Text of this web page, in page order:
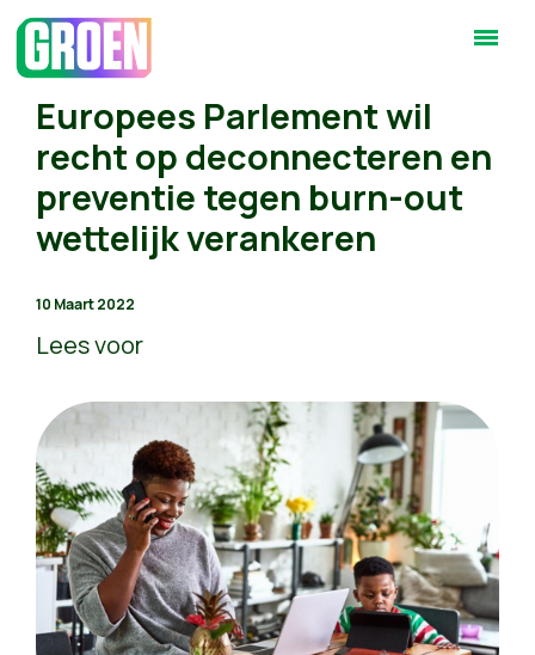
Europees Parlement wil
recht op deconnecteren en
preventie tegen burn-out
wettelijk verankeren
10 Maart 2022
Lees voor